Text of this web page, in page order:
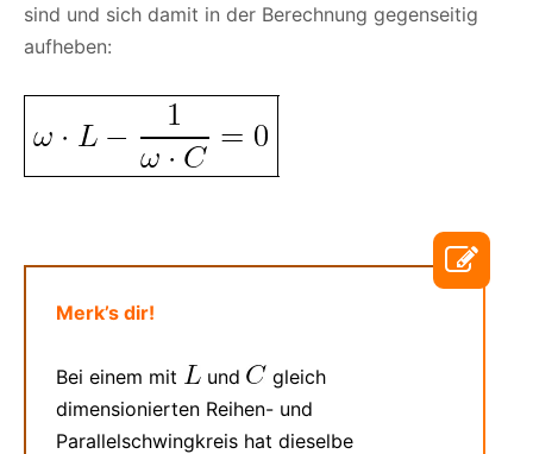
sind und sich damit in der Berechnung gegenseitig
aufheben:
Merk’s dir!
Bei einem mit und
gleich
dimensionierten Reihen- und
Parallelschwingkreis hat dieselbe